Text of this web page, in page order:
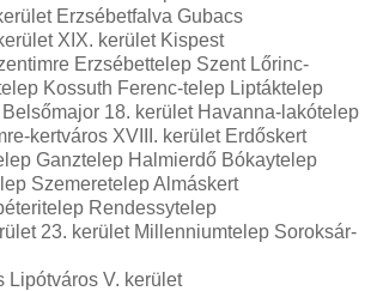
Erzsébetfalva Gubacs
XIX. kerület Kispest
Erzsébettelep Szent Lőrinc-
Kossuth Ferenc-telep Liptáktelep
18. kerület Havanna-lakótelep
kertváros XVIII. kerület Erdőskert
Ganztelep Halmierdő Bókaytelep
Szemeretelep Almáskert
Rendessytelep
23. kerület Millenniumtelep Soroksár-
Lipótváros V. kerület